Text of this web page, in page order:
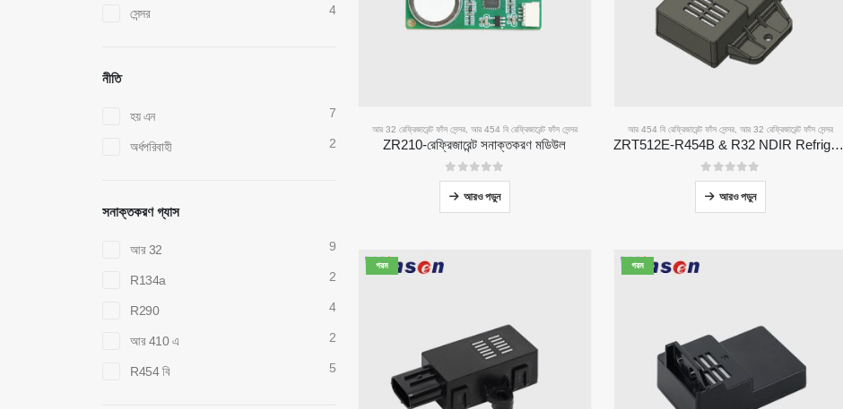
আর 32 রেফ্রিজারেন্ট ফাঁস সেন্সর, আর 454 বি রেফ্রিজারেন্ট ফাঁস সেন্সর
ZR210-রেফ্রিজারেন্ট সনাক্তকরণ মডিউল
05 এর মধ্যে
আরও পড়ুন
আর 454 বি রেফ্রিজারেন্ট ফাঁস সেন্সর, আর 32 রেফ্রিজারেন্ট ফাঁস সেন্সর
ZRT512E-R454B & R32 NDIR Refrigerant Detection Module, RS485 HVAC Sensor, UL/IEC Certified
05 এর মধ্যে
আরও পড়ুন
গরম গরম
সেন্সর 4
নীতি
হয় এন 7
অর্ধপরিবাহী 2
সনাক্তকরণ গ্যাস
আর 32 9
R134a 2
R290 4
আর 410 এ 2
R454 বি 5